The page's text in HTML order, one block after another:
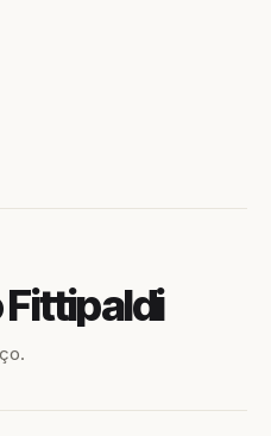
Fittipaldi